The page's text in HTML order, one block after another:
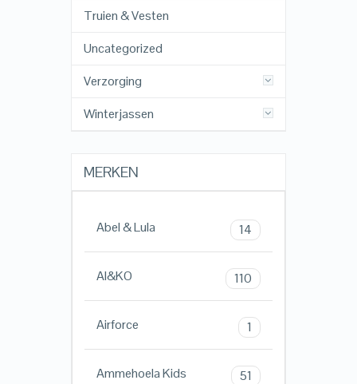
Truien & Vesten
Uncategorized
Verzorging
Winterjassen
MERKEN
Abel & Lula 14
AI&KO 110
Airforce 1
Ammehoela Kids 51